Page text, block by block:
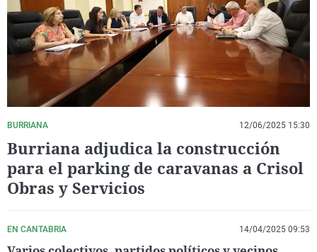
La rosa de los vientos
Gente viajera
Como el perro y el
Caso
Retornados
Equipo de
Operación Viuda
Extremadura
Galicia
La Rioja
País Vasco
Virales
Televisión
Elecciones
BURRIANA 12/06/2025 15:30
Burriana adjudica la construcción
para el parking de caravanas a Crisol
Obras y Servicios
EN CANTABRIA 14/04/2025 09:53